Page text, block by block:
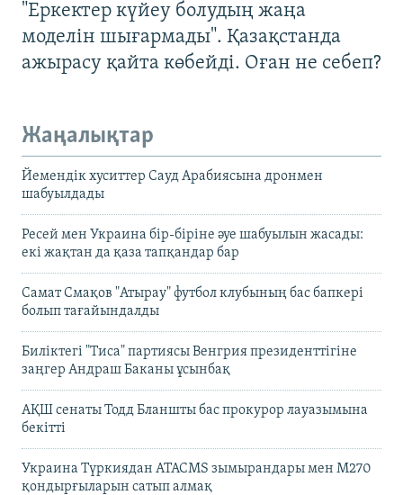
"Еркектер күйеу болудың жаңа
моделін шығармады". Қазақстанда
ажырасу қайта көбейді. Оған не себеп?
Жаңалықтар
Йемендік хуситтер Сауд Арабиясына дронмен
шабуылдады
Ресей мен Украина бір-біріне әуе шабуылын жасады:
екі жақтан да қаза тапқандар бар
Самат Смақов "Атырау" футбол клубының бас бапкері
болып тағайындалды
Биліктегі "Тиса" партиясы Венгрия президенттігіне
заңгер Андраш Баканы ұсынбақ
АҚШ сенаты Тодд Бланшты бас прокурор лауазымына
бекітті
Украина Түркиядан ATACMS зымырандары мен M270
қондырғыларын сатып алмақ